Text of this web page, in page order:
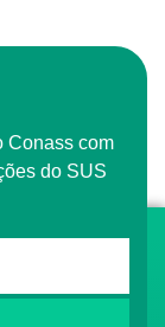
do SUS